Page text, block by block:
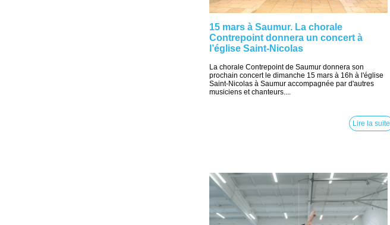
15 mars à Saumur. La chorale
Contrepoint donnera un concert à
l’église Saint-Nicolas
La chorale Contrepoint de Saumur donnera son
prochain concert le dimanche 15 mars à 16h à l'église
Saint-Nicolas à Saumur accompagnée par d'autres
musiciens et chanteurs....
Lire la suite